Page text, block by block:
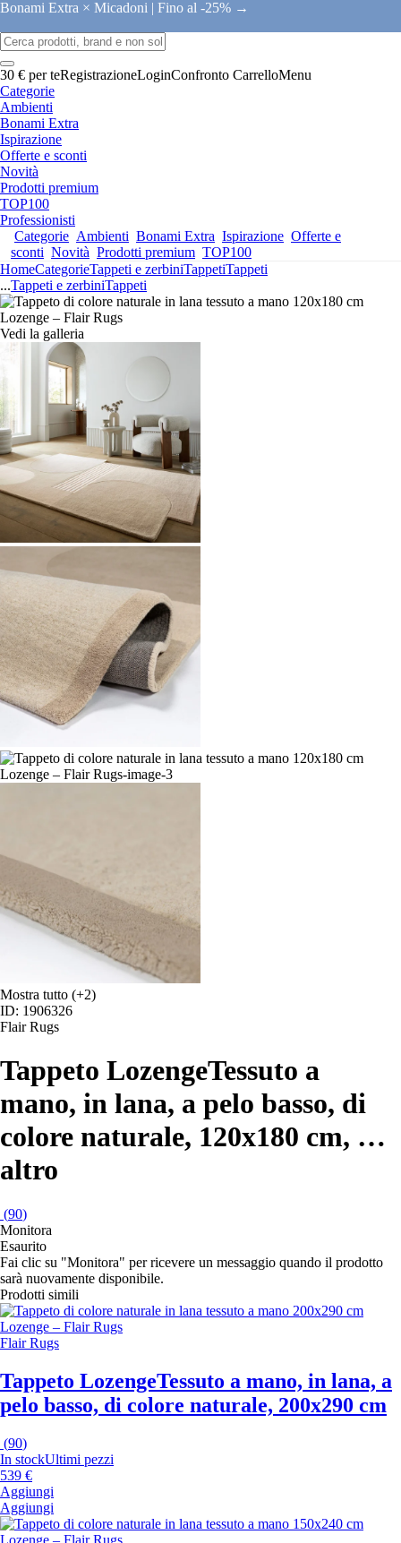
Bonami Extra × Micadoni | Fino al -25% →
30 € per teRegistrazioneLoginConfronto CarrelloMenu
Categorie
Ambienti
Bonami Extra
Ispirazione
Offerte e sconti
Novità
Prodotti premium
TOP100
Professionisti
Categorie Ambienti Bonami Extra Ispirazione Offerte e
sconti Novità Prodotti premium TOP100
HomeCategorieTappeti e zerbiniTappetiTappeti
...Tappeti e zerbiniTappeti
Vedi la galleria
Mostra tutto (+2)
ID: 1906326
Flair Rugs
Tappeto LozengeTessuto a
mano, in lana, a pelo basso, di
colore naturale, 120x180 cm, …
altro
(90)
Monitora
Esaurito
Fai clic su "Monitora" per ricevere un messaggio quando il prodotto
sarà nuovamente disponibile.
Prodotti simili
Flair Rugs
Tappeto LozengeTessuto a mano, in lana, a
pelo basso, di colore naturale, 200x290 cm
(90)
In stockUltimi pezzi
539 €
Aggiungi
Aggiungi